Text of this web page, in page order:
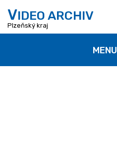
VIDEO ARCHIV
Plzeňský kraj
MENU